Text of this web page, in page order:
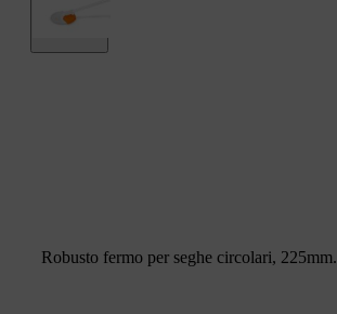
Robusto fermo per seghe circolari, 225mm.